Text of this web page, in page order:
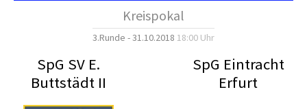
Kreispokal
3.Runde - 31.10.2018 18:00 Uhr
SpG SV E.
Buttstädt II
SpG Eintracht
Erfurt